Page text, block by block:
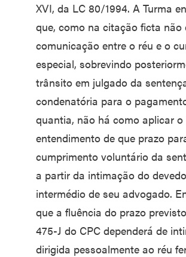
XVI, da LC 80/1994. A Turma
que, como na citação ficta não
comunicação entre o réu e o
especial, sobrevindo
trânsito em julgado da
condenatória para o
quantia, não há como aplicar o
entendimento de que prazo
cumprimento voluntário da
a partir da intimação do
intermédio de seu advogado.
que a fluência do prazo
475-J do CPC dependerá de
dirigida pessoalmente ao réu